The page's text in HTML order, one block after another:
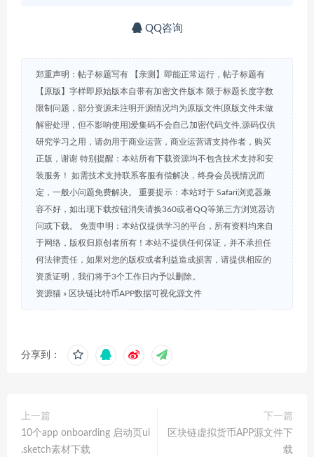
QQ咨询
郑重声明：帖子标题写有 【亲测】即能正常运行，帖子标题有
【原版】字样即原始版本自带有加密文件版本 限于标题长度字数
限制问题，部分资源未注明开源情况均为原版文件(原版文件未做
解密处理，但不影响使用)爱集码不会自己加密代码文件,源码仅供
研究学习之用，请勿用于商业运营，商业运营请支持作者，购买
正版，谢谢 特别提醒：本站所有下载资源均不包含技术支持和安
装服务！ 如需技术支持联系客服有偿解决，终身会员视情况而
定，一般小问题免费解决。 重要提示：本站对于 Safari浏览器兼
容不好，如出现下载按钮消失请换360或者QQ等第三方浏览器访
问或下载。 免责申明：本站仅提供学习的平台，所有资料均来自
于网络，版权归原创者所有！本站不提供任何保证，并不承担任
何法律责任，如果对您的版权或者利益造成损害，请提供相应的
资质证明，我们将于3个工作日内予以删除。
资源猫 » 区块链比特币APP数据可视化源文件
分享到：
上一篇
10个app onboarding 启动页ui
.sketch素材下载
下一篇
区块链虚拟货币APP源文件下
载